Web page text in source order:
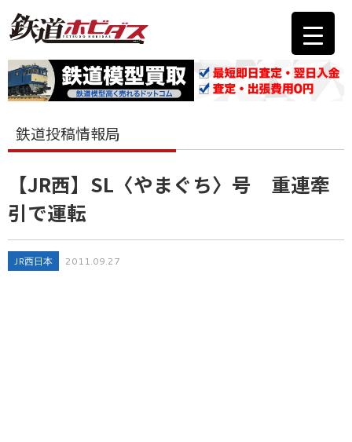
鉄道投稿情報局
【JR西】SL〈やまぐち〉号 重連牽
引で運転
JR西日本 2011.09.27